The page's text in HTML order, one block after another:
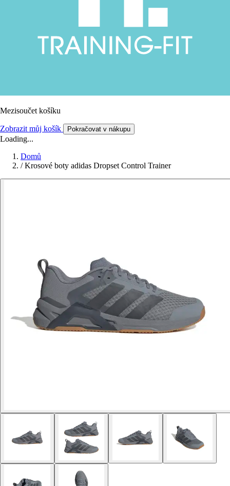
Mezisoučet košíku
Zobrazit můj košík Pokračovat v nákupu
Loading...
Domů
/ Krosové boty adidas Dropset Control Trainer